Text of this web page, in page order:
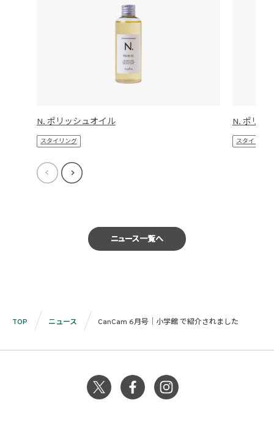
N. ポリッシュオイル
スタイリング
N. ポリッ
スタイリング
ニュース一覧へ
TOP ニュース CanCam 6月号｜小学館 で紹介されました